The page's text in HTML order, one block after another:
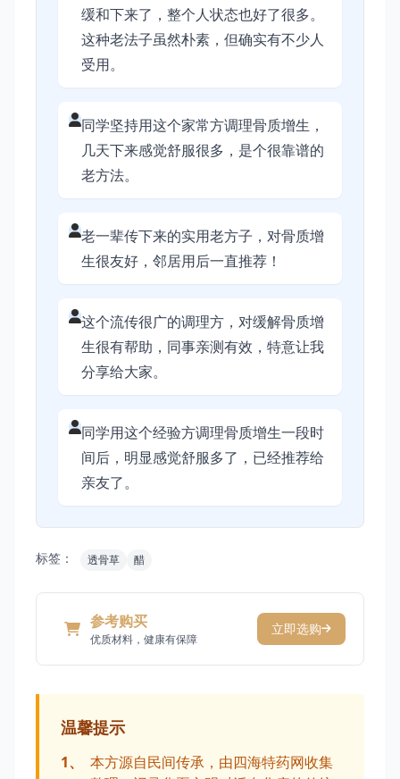
缓和下来了，整个人状态也好了很多。
这种老法子虽然朴素，但确实有不少人
受用。
同学坚持用这个家常方调理骨质增生，
几天下来感觉舒服很多，是个很靠谱的
老方法。
老一辈传下来的实用老方子，对骨质增
生很友好，邻居用后一直推荐！
这个流传很广的调理方，对缓解骨质增
生很有帮助，同事亲测有效，特意让我
分享给大家。
同学用这个经验方调理骨质增生一段时
间后，明显感觉舒服多了，已经推荐给
亲友了。
标签： 透骨草 醋
参考购买
优质材料，健康有保障
立即选购
温馨提示
1、
本方源自民间传承，由四海特药网收集